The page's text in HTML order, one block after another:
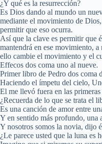
¿Y qué es la resurrección?
Es Dios dando al mundo un
mediante el movimiento de
permitir que eso ocurra.
Así que la clave es permitir que
mantendrá en ese movimiento,
ello cambie el movimiento y el
Effecos dos coma uno al nueve.
Primer libro de Pedro dos coma
Haciendo el ímpetu del cielo,
El me llevó fuera en las
¿Recuerda de lo que se trata el
Es una canción de amor entre
Y en sentido más profundo, una
Y nosotros somos la novia, dijo
¿Le parece usted que la luna es